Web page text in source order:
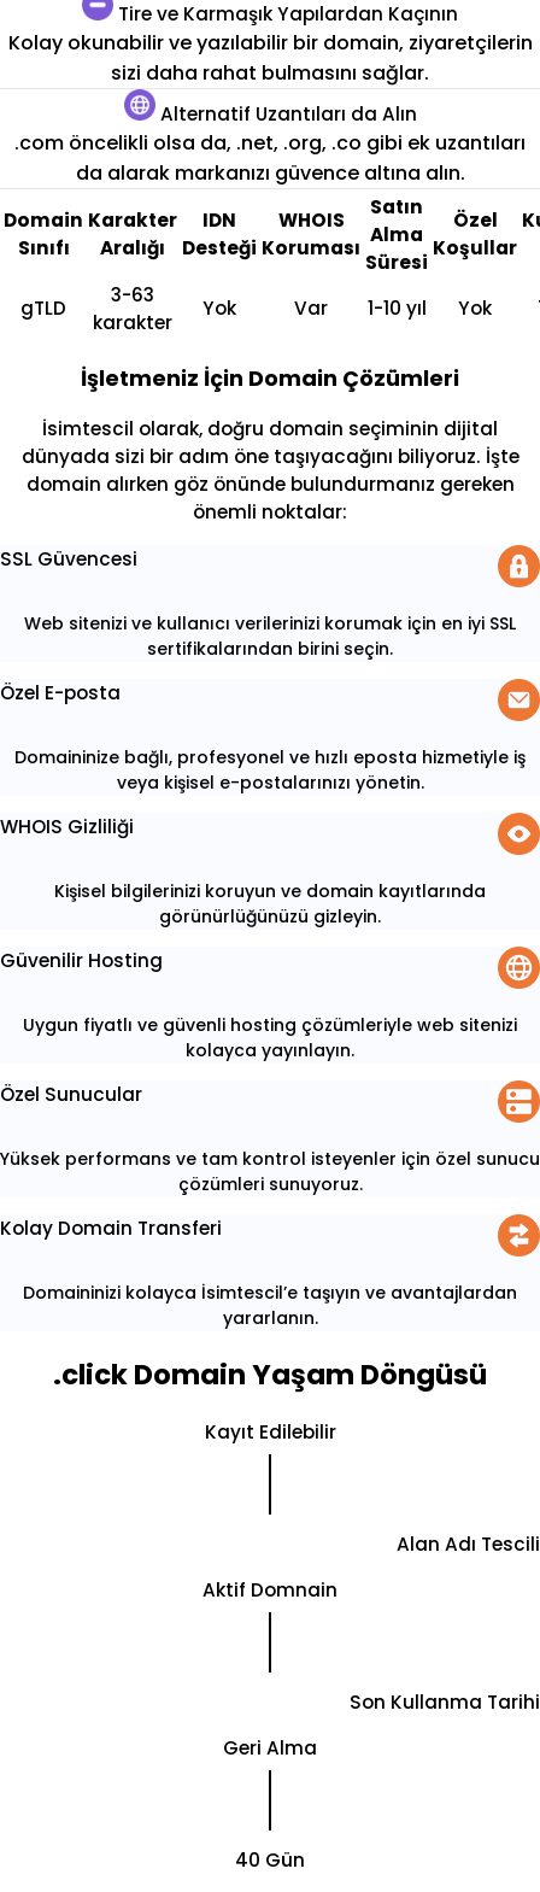
Tire ve Karmaşık Yapılardan Kaçının
Kolay okunabilir ve yazılabilir bir domain, ziyaretçilerin
sizi daha rahat bulmasını sağlar.
Alternatif Uzantıları da Alın
.com öncelikli olsa da, .net, .org, .co gibi ek uzantıları
da alarak markanızı güvence altına alın.
Domain
Sınıfı
Karakter
Aralığı
IDN
Desteği
WHOIS
Koruması
Satın
Alma
Süresi
Özel
Koşullar
gTLD
3-63
karakter
Yok Var 1-10 yıl Yok
İşletmeniz İçin Domain Çözümleri
İsimtescil olarak, doğru domain seçiminin dijital
dünyada sizi bir adım öne taşıyacağını biliyoruz. İşte
domain alırken göz önünde bulundurmanız gereken
önemli noktalar:
SSL Güvencesi
Web sitenizi ve kullanıcı verilerinizi korumak için en iyi SSL
sertifikalarından birini seçin.
Özel E-posta
Domaininize bağlı, profesyonel ve hızlı eposta hizmetiyle iş
veya kişisel e-postalarınızı yönetin.
WHOIS Gizliliği
Kişisel bilgilerinizi koruyun ve domain kayıtlarında
görünürlüğünüzü gizleyin.
Güvenilir Hosting
Uygun fiyatlı ve güvenli hosting çözümleriyle web sitenizi
kolayca yayınlayın.
Özel Sunucular
Yüksek performans ve tam kontrol isteyenler için özel sunucu
çözümleri sunuyoruz.
Kolay Domain Transferi
Domaininizi kolayca İsimtescil’e taşıyın ve avantajlardan
yararlanın.
.click Domain Yaşam Döngüsü
Kayıt Edilebilir
Alan Adı Tescili
Aktif Domnain
Son Kullanma Tarihi
Geri Alma
40 Gün